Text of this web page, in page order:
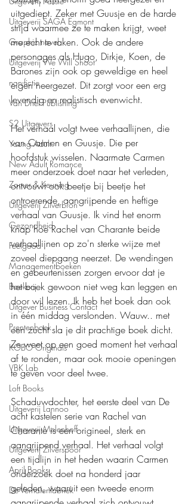
Uitgeverij SAGA Egmont
Graphic novel
Uitgeverij We Will Shoot
non-fictie
Van Driel Publishing
S2 Uitgevers
Young Adult
New Adult Romance
Zomer & Keuning
Uitgeverij Zilverbron
Gezondheid
Feelgood
Managementboeken
Boekerij
Uitgever Business Contact
Prentenboek
KOBO Originals
VBK Lab
Loft Books
Uitgeverij Lannoo
Uitgeverij Melenhoff
Uitgeverij Zilverspoor
April Books
De Verhalenfabriek
uitgediept. Zeker met Guusje en de harde
strijd waarmee ze te maken krijgt, weet
me echt te raken. Ook de andere
personages als Hugo, Dirkje, Koen, de
Barones zijn ook op geweldige en heel
eigen neergezet. Dit zorgt voor een erg
levendig en realistisch evenwicht.
Het verhaal volgt twee verhaallijnen, die
van Carmen en Guusje. Die per
hoofdstuk wisselen. Naarmate Carmen
meer onderzoek doet naar het verleden,
ontvouwt ook beetje bij beetje het
ontroerende, aangrijpende en heftige
verhaal van Guusje. Ik vind het enorm
knap hoe Rachel van Charante beide
verhaallijnen op zo'n sterke wijze met
zoveel diepgang neerzet. De wendingen
en gebeurtenissen zorgen ervoor dat je
het boek gewoon niet weg kan leggen en
door wil lezen. Ik heb het boek dan ook
in één middag verslonden. Wauw.. met
een zucht sla je dit prachtige boek dicht.
Ze weet op een goed moment het verhaal
af te ronden, maar ook mooie openingen
te geven voor deel twee.
Schaduwdochter, het eerste deel van De
acht kastelen serie van Rachel van
Charante is een origineel, sterk en
aangrijpend verhaal. Het verhaal volgt
een tijdlijn in het heden waarin Carmen
onderzoek doet na honderd jaar
geleden, waaruit een tweede enorm